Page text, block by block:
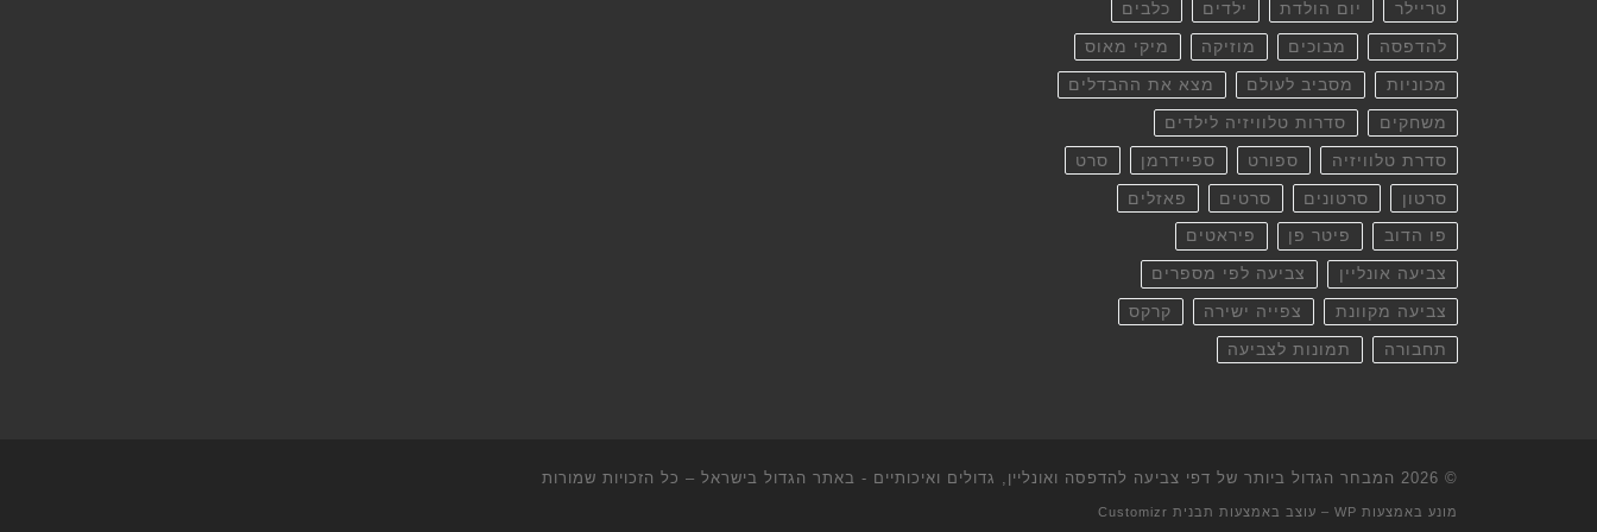
טריילר יום הולדת ילדים כלבים
להדפסה מבוכים מוזיקה מיקי מאוס
מכוניות מסביב לעולם מצא את ההבדלים
משחקים סדרות טלוויזיה לילדים
סדרת טלוויזיה ספורט ספיידרמן סרט
סרטון סרטונים סרטים פאזלים
פו הדוב פיטר פן פיראטים
צביעה אונליין צביעה לפי מספרים
צביעה מקוונת צפייה ישירה קרקס
תחבורה תמונות לצביעה
© 2026 המבחר הגדול ביותר של דפי צביעה להדפסה ואונליין, גדולים ואיכותיים - באתר הגדול בישראל – כל הזכויות שמורות
מונע באמצעות WP – עוצב באמצעות תבנית Customizr